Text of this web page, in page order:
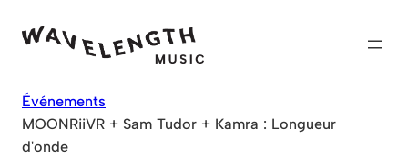
Événements
MOONRiiVR + Sam Tudor + Kamra : Longueur
d'onde